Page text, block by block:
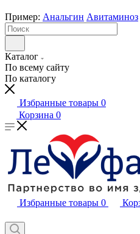
Пример: Анальгин Авитаминоз
Каталог
По всему сайту
По каталогу
Избранные товары 0
Корзина 0
Избранные товары 0